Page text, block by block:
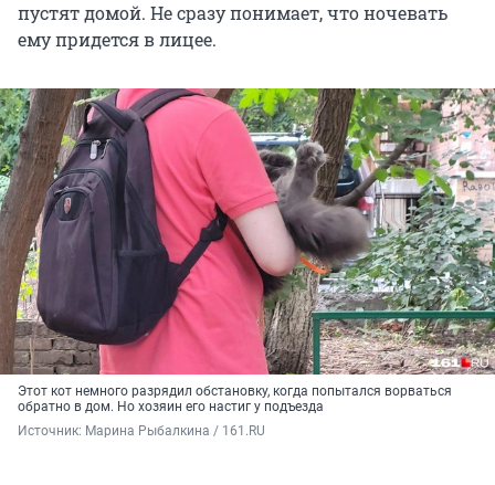
пустят домой. Не сразу понимает, что ночевать
ему придется в лицее.
Этот кот немного разрядил обстановку, когда попытался ворваться
обратно в дом. Но хозяин его настиг у подъезда
Источник: Марина Рыбалкина / 161.RU